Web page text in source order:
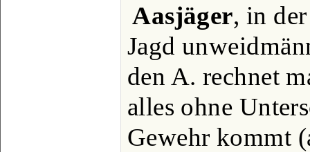
Aasjäger, in
Jagd
den A. rechnet
alles ohne
Gewehr kommt